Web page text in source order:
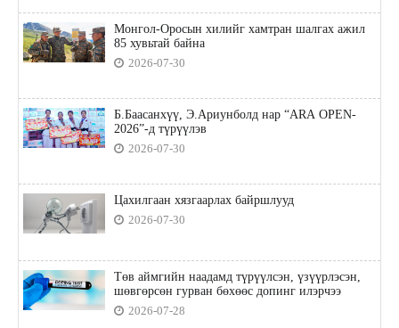
Монгол-Оросын хилийг хамтран шалгах ажил
85 хувьтай байна
2026-07-30
Б.Баасанхүү, Э.Ариунболд нар “ARA OPEN-
2026”-д түрүүлэв
2026-07-30
Цахилгаан хязгаарлах байршлууд
2026-07-30
Төв аймгийн наадамд түрүүлсэн, үзүүрлэсэн,
шөвгөрсөн гурван бөхөөс допинг илэрчээ
2026-07-28